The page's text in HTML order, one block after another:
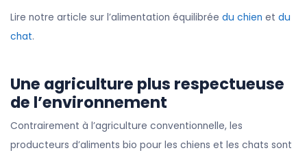
Lire notre article sur l’alimentation équilibrée du chien et du
chat.
Une agriculture plus respectueuse
de l’environnement
Contrairement à l’agriculture conventionnelle, les
producteurs d’aliments bio pour les chiens et les chats sont